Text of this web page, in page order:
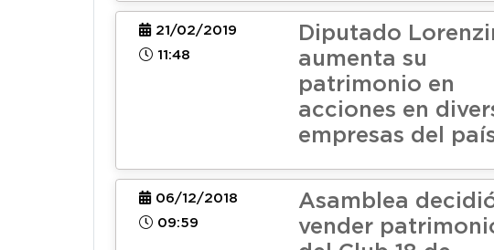
21/02/2019
11:48
Diputado
aumenta su
patrimonio en
acciones en
empresas del
06/12/2018
09:59
Asamblea
vender